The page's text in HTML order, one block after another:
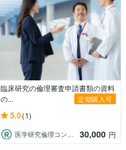
臨床研究の倫理審査申請書類の資料
の...
定期購入可
5.0(1)
医学研究倫理コンサル 30,000 円